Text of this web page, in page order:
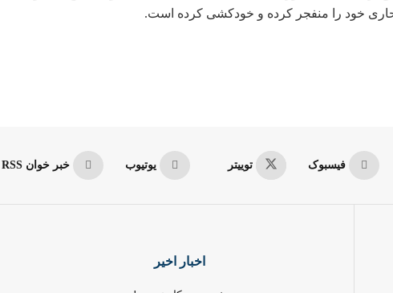
خود را منفجر کرده و خودکشی کرده است.
فیسبوک توییتر یوتیوب خبر خوان RSS
اخبار اخیر